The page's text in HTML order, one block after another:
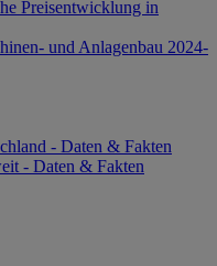
Preisentwicklung in
und Anlagenbau 2024-
- Daten & Fakten
- Daten & Fakten